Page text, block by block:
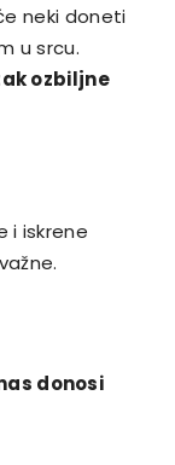
neki doneti
u srcu.
ozbiljne
i iskrene
donosi